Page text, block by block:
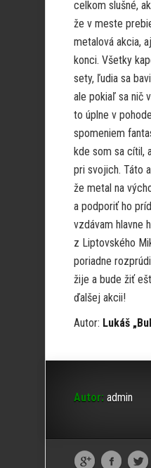
celkom slušné,
že v meste
metalová akcia,
konci. Všetky
sety, ľudia sa
ale pokiaľ sa nič
to úplne v
spomeniem
kde som sa cítil,
pri svojich. Táto
že metal na
a podporiť ho
vzdávam hlavne
z Liptovského
poriadne
žije a bude žiť
ďalšej akcii!
Autor: Lukáš
Autor: admin